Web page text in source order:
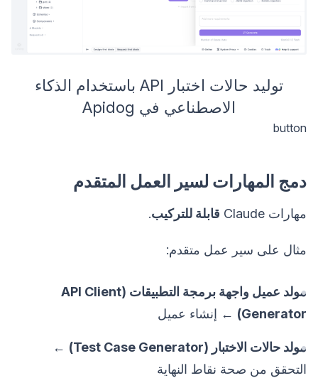
توليد حالات اختبار API باستخدام الذكاء
الاصطناعي في Apidog
button
دمج المهارات لسير العمل المتقدم
مهارات Claude قابلة للتركيب.
مثال على سير عمل متقدم:
مولد عميل واجهة برمجة التطبيقات (API Client
Generator)
← إنشاء عميل
مولد حالات الاختبار (Test Case Generator)
←
التحقق من صحة نقاط النهاية